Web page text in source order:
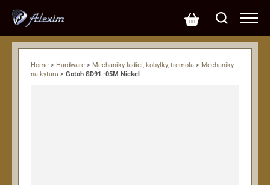
Home > Hardware > Mechaniky ladicí, kobylky, tremola > Mechaniky
na kytaru > Gotoh SD91 -05M Nickel